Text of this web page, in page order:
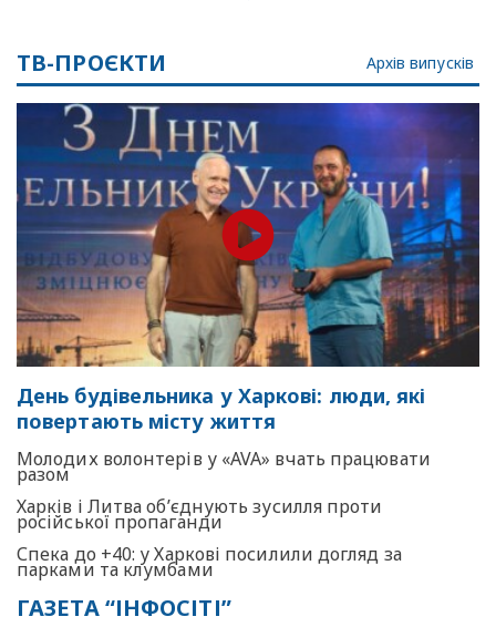
ТВ-ПРОЄКТИ Архів випусків
День будівельника у Харкові: люди, які
повертають місту життя
Молодих волонтерів у «AVA» вчать працювати
разом
Харків і Литва об’єднують зусилля проти
російської пропаганди
Спека до +40: у Харкові посилили догляд за
парками та клумбами
ГАЗЕТА “ІНФОСІТІ”